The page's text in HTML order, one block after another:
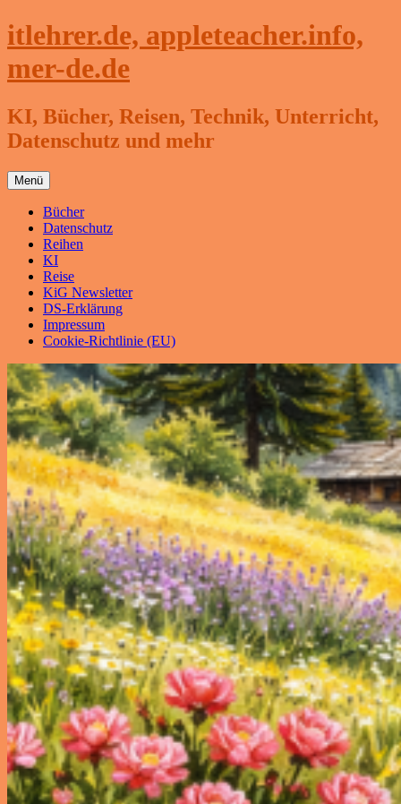
Zum
Inhalt
itlehrer.de, appleteacher.info,
mer-de.de
KI, Bücher, Reisen, Technik, Unterricht,
Datenschutz und mehr
Menü
Bücher
Datenschutz
Reihen
KI
Reise
KiG Newsletter
DS-Erklärung
Impressum
Cookie-Richtlinie (EU)